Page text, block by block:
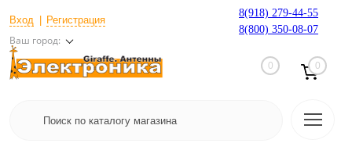
Вход Регистрация
Ваш город:
8(918) 279-44-55
8(800) 350-08-07
0 0